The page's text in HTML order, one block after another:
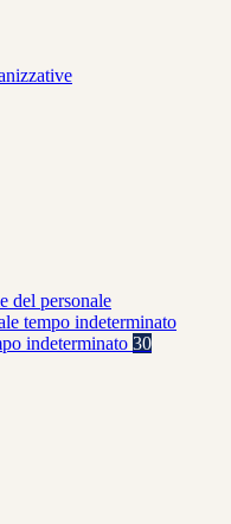
del personale
tempo indeterminato
indeterminato 30